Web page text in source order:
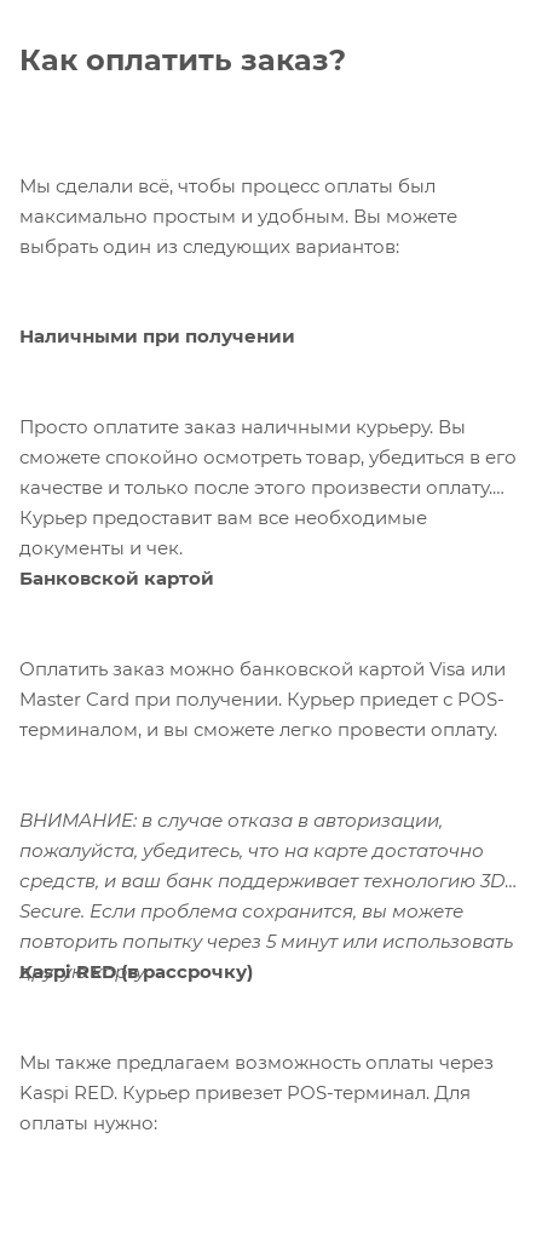
Как оплатить заказ?
Мы сделали всё, чтобы процесс оплаты был
максимально простым и удобным. Вы можете
выбрать один из следующих вариантов:
Наличными при получении
Просто оплатите заказ наличными курьеру. Вы
сможете спокойно осмотреть товар, убедиться в его
качестве и только после этого произвести оплату.
Курьер предоставит вам все необходимые
документы и чек.
Банковской картой
Оплатить заказ можно банковской картой Visa или
Master Card при получении. Курьер приедет с POS-
терминалом, и вы сможете легко провести оплату.
ВНИМАНИЕ: в случае отказа в авторизации,
пожалуйста, убедитесь, что на карте достаточно
средств, и ваш банк поддерживает технологию 3D-
Secure. Если проблема сохранится, вы можете
повторить попытку через 5 минут или использовать
другую карту.
Kaspi RED (в рассрочку)
Мы также предлагаем возможность оплаты через
Kaspi RED. Курьер привезет POS-терминал. Для
оплаты нужно: